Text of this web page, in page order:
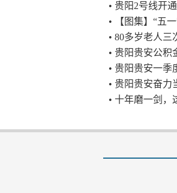
• 贵阳2号线开
• 【图集】“五
• 80多岁老人
• 贵阳贵安公
• 贵阳贵安一季
• 贵阳贵安奋力
• 十年磨一剑，